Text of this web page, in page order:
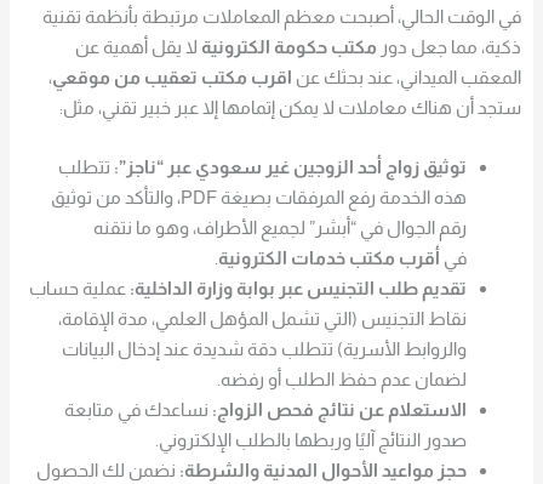
في الوقت الحالي، أصبحت معظم المعاملات مرتبطة بأنظمة تقنية
ذكية، مما جعل دور مكتب حكومة الكترونية لا يقل أهمية عن
المعقب الميداني، عند بحثك عن اقرب مكتب تعقيب من موقعي،
ستجد أن هناك معاملات لا يمكن إتمامها إلا عبر خبير تقني، مثل:
توثيق زواج أحد الزوجين غير سعودي عبر “ناجز”: تتطلب
هذه الخدمة رفع المرفقات بصيغة PDF، والتأكد من توثيق
رقم الجوال في “أبشر” لجميع الأطراف، وهو ما نتقنه
في أقرب مكتب خدمات الكترونية
تقديم طلب التجنيس عبر بوابة وزارة الداخلية: عملية حساب
نقاط التجنيس (التي تشمل المؤهل العلمي، مدة الإقامة،
والروابط الأسرية) تتطلب دقة شديدة عند إدخال البيانات
لضمان عدم حفظ الطلب أو رفضه.
الاستعلام عن نتائج فحص الزواج: نساعدك في متابعة
صدور النتائج آليًا وربطها بالطلب الإلكتروني.
حجز مواعيد الأحوال المدنية والشرطة: نضمن لك الحصول